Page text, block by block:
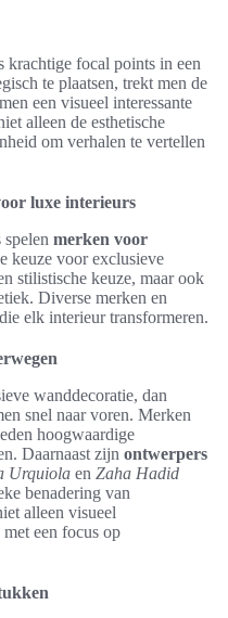
krachtige focal points in een
te plaatsen, trekt men de
een visueel interessante
alleen de esthetische
om verhalen te vertellen
luxe interieurs
merken voor
keuze voor exclusieve
stilistische keuze, maar ook
Diverse merken en
elk interieur transformeren.
wanddecoratie, dan
snel naar voren. Merken
hoogwaardige
Daarnaast zijn ontwerpers
Urquiola en Zaha Hadid
benadering van
alleen visueel
een focus op